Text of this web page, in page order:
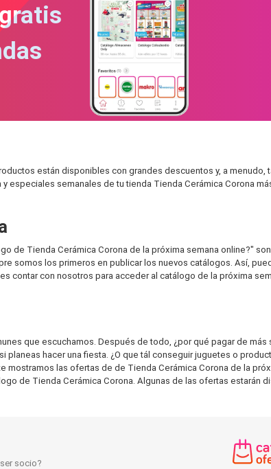
están disponibles con grandes descuentos y, a menudo,
semanales de tu tienda Tienda Cerámica Corona
de Tienda Cerámica Corona de la próxima semana online?"
somos los primeros en publicar los nuevos catálogos. Así,
contar con nosotros para acceder al catálogo de la próxima
que escuchamos. Después de todo, ¿por qué pagar de
hacer una fiesta. ¿O que tál conseguir juguetes o
las ofertas de de Tienda Cerámica Corona de la
de Tienda Cerámica Corona. Algunas de las ofertas estarán
socio?